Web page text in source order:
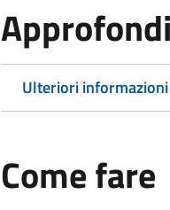
Ulteriori informazioni
Come fare